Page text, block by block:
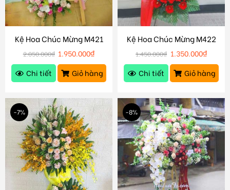
Kệ Hoa Chúc Mừng M421
2.050.000₫ 1.950.000₫
Chi tiết
Giỏ hàng
Kệ Hoa Chúc Mừng M422
1.450.000₫ 1.350.000₫
Chi tiết
Giỏ hàng
-7% -8%